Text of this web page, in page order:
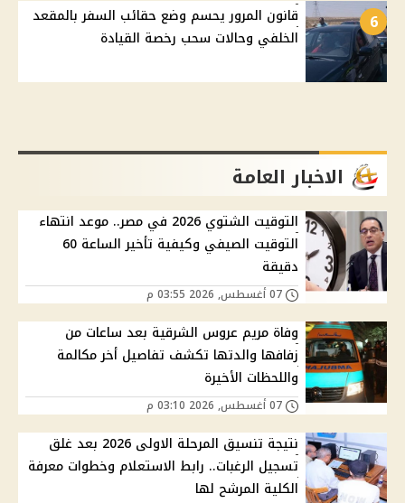
6
قانون المرور يحسم وضع حقائب السفر بالمقعد
الخلفي وحالات سحب رخصة القيادة
الاخبار العامة
التوقيت الشتوي 2026 في مصر.. موعد انتهاء
التوقيت الصيفي وكيفية تأخير الساعة 60
دقيقة
وفاة مريم عروس الشرقية بعد ساعات من
زفافها والدتها تكشف تفاصيل أخر مكالمة
واللحظات الأخيرة
نتيجة تنسيق المرحلة الاولى 2026 بعد غلق
تسجيل الرغبات.. رابط الاستعلام وخطوات معرفة
الكلية المرشح لها